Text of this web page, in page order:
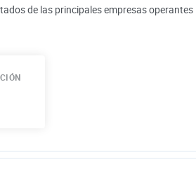
de las principales empresas operantes